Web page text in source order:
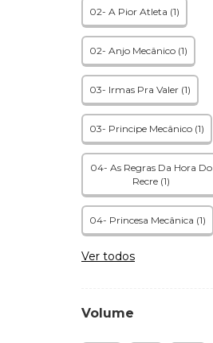
02- A Pior Atleta (1)
02- Anjo Mecânico (1)
03- Irmas Pra Valer (1)
03- Principe Mecânico (1)
04- As Regras Da Hora Do
Recre (1)
04- Princesa Mecânica (1)
Ver todos
Volume